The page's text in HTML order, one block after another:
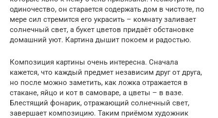
одиночество, он старается содержать дом в чистоте, по
мере сил стремится его украсить – комнату заливает
солнечный свет, а букет цветов придаёт обстановке
домашний уют. Картина дышит покоем и радостью.
Композиция картины очень интересна. Сначала
кажется, что каждый предмет независим друг от друга,
но после можно заметить, как ложка отражается в
стакане, яйцо и кот в самоваре, а цветы – в вазе.
Блестящий фонарик, отражающий солнечный свет,
завершает композицию. Таким приёмом художник